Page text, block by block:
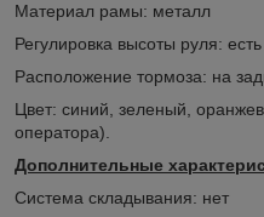
Материал рамы: металл
Регулировка высоты руля: есть
Расположение тормоза: на
Цвет: синий, зеленый,
оператора).
Дополнительные
Система складывания: нет